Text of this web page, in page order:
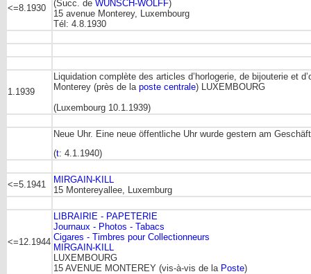
<=8.1930
(Succ. de WUNSCH-WOLFF)
15 avenue Monterey, Luxembourg
Tél: 4.8.1930
1.1939
Liquidation complète des articles d’horlogerie, de bijouterie et
Monterey (près de la poste centrale) LUXEMBOURG
(Luxembourg 10.1.1939)
Neue Uhr. Eine neue öffentliche Uhr wurde gestern am
(t: 4.1.1940)
<=5.1941
MIRGAIN-KILL
15 Montereyallee, Luxemburg
<=12.1944
LIBRAIRIE - PAPETERIE
Journaux - Photos - Tabacs
Cigares - Timbres pour Collectionneurs
MIRGAIN-KILL
LUXEMBOURG
15 AVENUE MONTEREY (vis-à-vis de la Poste)